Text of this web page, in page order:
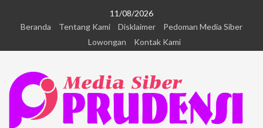
11/08/2026
Beranda
Tentang Kami Disklaimer
Pedoman Media Siber
Lowongan
Kontak Kami